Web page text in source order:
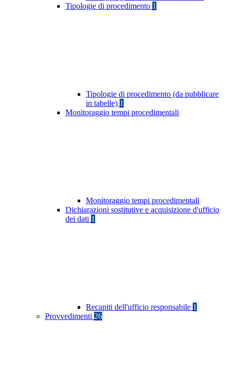
Tipologie di procedimento 1
Tipologie di procedimento (da pubblicare
in tabelle) 1
Monitoraggio tempi procedimentali
Monitoraggio tempi procedimentali
Dichiarazioni sostitutive e acquisizione d'ufficio
dei dati 1
Recapiti dell'ufficio responsabile 1
Provvedimenti 26